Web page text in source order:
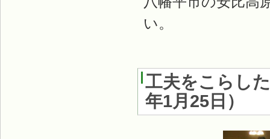
い。
工夫をこらし
年1月25日 ）